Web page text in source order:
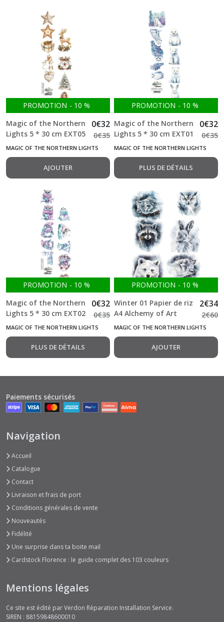
PROMOTION - 10 %
Magic of the Northern
Lights 5 * 30 cm EXT05
1 Feuille double face
0€32
0€35
MAGIC OF THE NORTHERN LIGHTS
AJOUTER
PROMOTION - 10 %
Magic of the Northern
Lights 5 * 30 cm EXT01
1 Feuille double face
0€32
0€35
MAGIC OF THE NORTHERN LIGHTS
PLUS DE DÉTAILS
PROMOTION - 10 %
Magic of the Northern
Lights 5 * 30 cm EXT02
1 Feuille double face
0€32
0€35
MAGIC OF THE NORTHERN LIGHTS
PLUS DE DÉTAILS
PROMOTION - 10 %
Winter 01 Papier de riz
A4 Alchemy of Art
2€34
2€60
MAGIC OF THE NORTHERN LIGHTS
AJOUTER
The
Magic
December
The
World
of
Fairies
(3)
treat
-
Happy
Halloween
Wild
adventures
(12)
Wonderful
Christmas
Time
(20)
les
résultats
Paiements sécurisés
Navigation
Accueil
Catalogue
Contact
Livraison et frais de port
Conditions générales de vente
Nouveautés
Fidélité
Une surprise dans ta boite mail
Cardstock Florence : le guide complet des 103 couleurs
Mentions légales
Ce site est édité par Verdon Réparation Installation Service.
SIREN : 88159848600010